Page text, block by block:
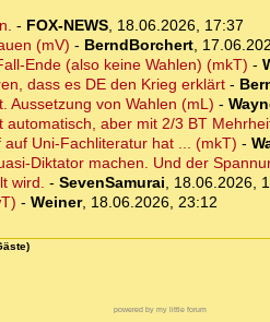
- FOX-NEWS, 18.06.2026, 17:37
(mV) - BerndBorchert,
Ende (also keine Wahlen) (mkT) -
dass es DE den Krieg erklärt-
Aussetzung von Wahlen (mL) -
automatisch, aber mit 2/3 BT
Uni-Fachliteratur hat ... (mkT) -
Diktator machen. Und der
wird. - SevenSamurai, 18.06.2026,
- Weiner, 18.06.2026, 23:12
powered by my little forum